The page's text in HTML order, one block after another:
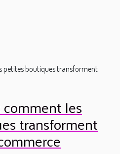
petites boutiques transforment
les
transforment